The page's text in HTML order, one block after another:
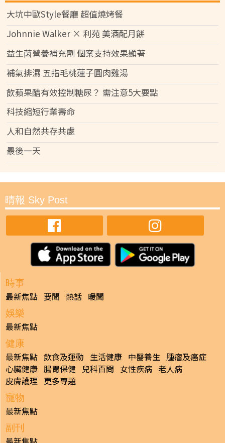
大坑中歐Style餐廳 超值燒烤餐
Johnnie Walker × 利苑 美酒配月餅
益生菌營養補充劑 個案支持效果顯著
補氣排濕 五指毛桃蓮子圓肉雞湯
飲蘋果醋有效控制糖尿？ 需注意5大要點
科技縮短行業壽命
人和自然共存共處
最後一天
晴報 Sky Post
時事
最新焦點 要聞 熱話 暖聞
娛樂
最新焦點
健康
最新焦點 飲食及運動 生活健康 中醫養生 腫瘤及癌症
心臟健康 腸胃保健 兒科百問 女性疾病 老人病
皮膚護理 更多專題
寵物
最新焦點
副刊